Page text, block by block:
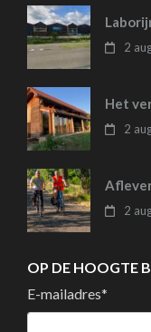
2
Het
2
2
OP DE HOOGTE
E-mailadres*